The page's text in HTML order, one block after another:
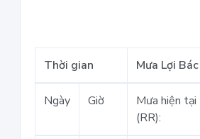
Thời gian Mưa Lợi
Ngày Giờ
Mưa hiện tại
(RR):